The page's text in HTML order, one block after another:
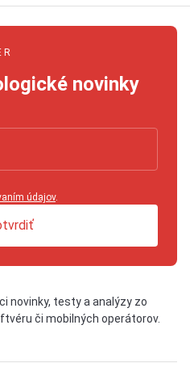
novinky
údajov.
novinky, testy a analýzy zo
či mobilných operátorov.